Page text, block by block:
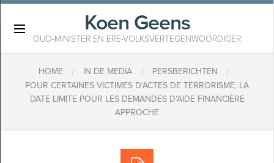
Koen Geens
OUD-MINISTER EN ERE-VOLKSVERTEGENWOORDIGER
HOME / IN DE MEDIA / PERSBERICHTEN /
POUR CERTAINES VICTIMES D'ACTES DE TERRORISME, LA
DATE LIMITE POUR LES DEMANDES D'AIDE FINANCIÈRE
APPROCHE